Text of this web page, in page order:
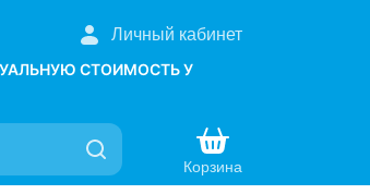
Личный кабинет
СТОИМОСТЬ У
Корзина